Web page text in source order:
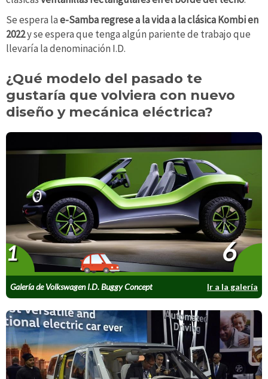
Se espera lae-Samba regrese a la vida a la clásica Kombi en
2022y se espera que tenga algún pariente de trabajo que
llevaría la denominación I.D.
¿Qué modelo del pasado te
gustaría que volviera con nuevo
diseño y mecánica eléctrica?
Galería de Volkswagen I.D. Buggy Concept Ir a la galería
1 6